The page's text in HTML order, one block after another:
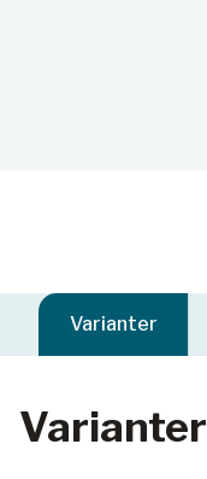
Varianter
Varianter